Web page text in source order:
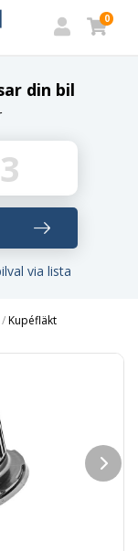
0
din bil
via lista
/Kupéfläkt